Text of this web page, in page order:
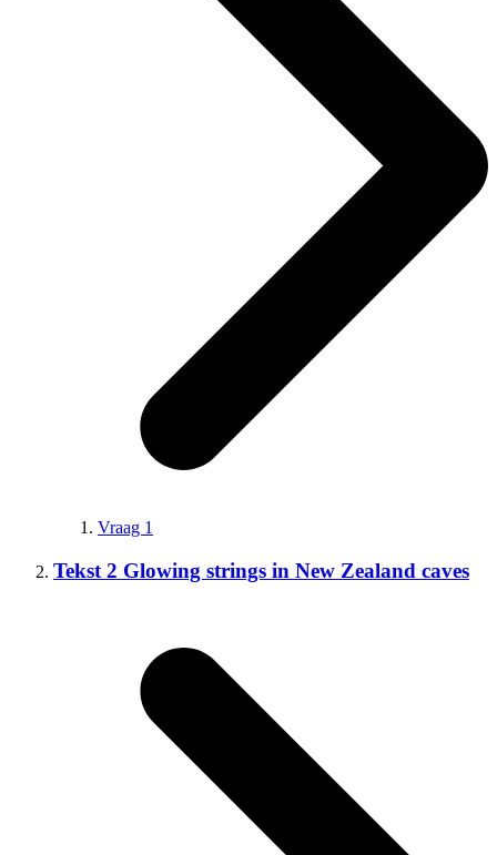
Vraag 1
Tekst 2 Glowing strings in New Zealand caves